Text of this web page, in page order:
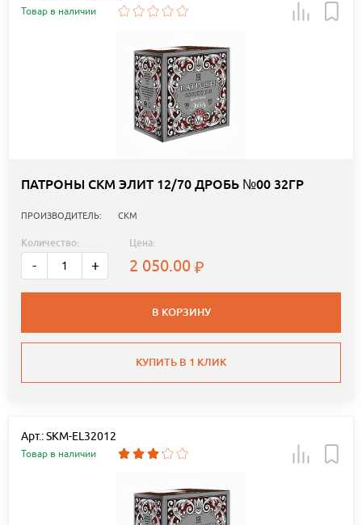
Товар в наличии
ПАТРОНЫ СКМ ЭЛИТ 12/70 ДРОБЬ №00 32ГР
ПРОИЗВОДИТЕЛЬ: СКМ
Количество:
- +
Цена:
2 050.00
В КОРЗИНУ
КУПИТЬ В 1 КЛИК
Арт.: SKM-EL32012
Товар в наличии